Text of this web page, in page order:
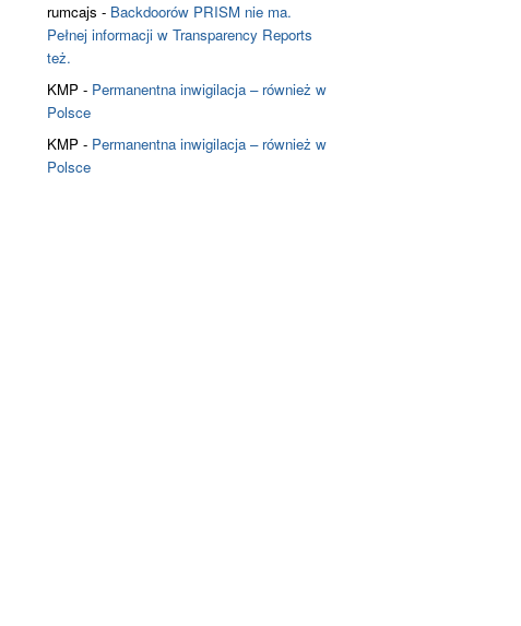
rumcajs - Backdoorów PRISM nie ma.
Pełnej informacji w Transparency Reports
też.
KMP- Permanentna inwigilacja – również w
Polsce
KMP- Permanentna inwigilacja – również w
Polsce